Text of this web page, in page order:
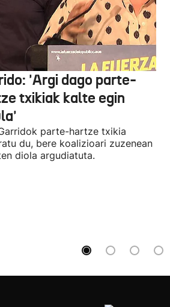
'Argi dago parte-
txikiak kalte egin
parte-hartze txikia
du, bere koalizioari zuzenean
diola argudiatuta.